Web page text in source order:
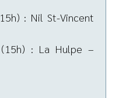
: Nil St-Vincent
(15h) : La Hulpe –